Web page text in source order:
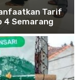
Tarif
4 Semarang